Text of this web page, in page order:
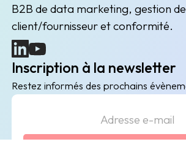
B2B de data marketing, gestion
client/fournisseur et conformité.
(nouvelle fenêtre)
(nouvelle fenêtre)
Inscription à la newsletter
Restez informés des prochains